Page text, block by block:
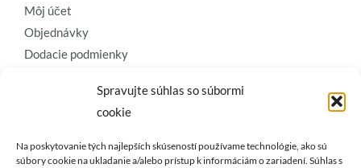
Spravujte súhlas so súbormi
cookie
Na poskytovanie tých najlepších skúseností používame technológie, ako sú
súbory cookie na ukladanie a/alebo prístup k informáciám o zariadení. Súhlas s
Môj účet
Objednávky
Dodacie podmienky
Ochrana osobných údajov
Zásady používania súborov cookie
Kontaktujte nás a požiadajte o